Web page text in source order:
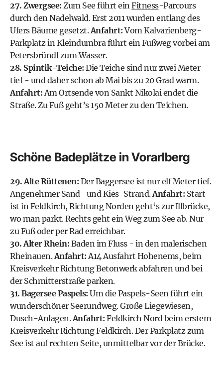
27. Zwergsee: Zum See führt einFitness-Parcours
durch den Nadelwald. Erst 2011 wurden entlang des
Ufers Bäume gesetzt.Anfahrt:Vom Kalvarienberg-
Parkplatz in Kleindumbra führt ein Fußweg vorbei am
Petersbründl zum Wasser.
28. Spintik-Teiche: Die Teiche sind nur zwei Meter
tief - und daher schon ab Mai bis zu 20 Grad warm.
Anfahrt:Am Ortsende von Sankt Nikolai endet die
Straße. Zu Fuß geht’s 150 Meter zu den Teichen.
Schöne Badeplätze in Vorarlberg
29. Alte Rüttenen: Der Baggersee ist nur elf Meter tief.
Angenehmer Sand- und Kies-Strand.Anfahrt: Start
ist in Feldkirch, Richtung Norden geht‘s zur Illbrücke,
wo man parkt. Rechts geht ein Weg zum See ab. Nur
zu Fuß oder per Rad erreichbar.
30. Alter Rhein: Baden im Fluss - in den malerischen
Rheinauen.Anfahrt:A14 Ausfahrt Hohenems, beim
Kreisverkehr Richtung Betonwerk abfahren und bei
der Schmitterstraße parken.
31. Bagersee Paspels: Um die Paspels-Seen führt ein
wunderschöner Seerundweg. Große Liegewiesen,
Dusch-Anlagen.Anfahrt: Feldkirch Nord beim erstem
Kreisverkehr Richtung Feldkirch. Der Parkplatz zum
See ist auf rechten Seite, unmittelbar vor der Brücke.